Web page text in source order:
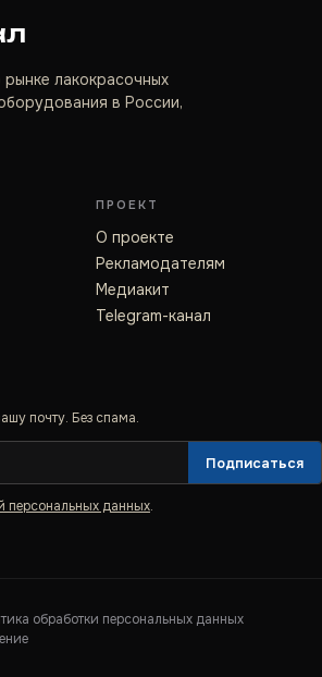
лакокрасочных
в России,
ПРОЕКТ
О проекте
Рекламодателям
Медиакит
Telegram-канал
почту. Без спама.
Подписаться
персональных данных.
обработки персональных данных